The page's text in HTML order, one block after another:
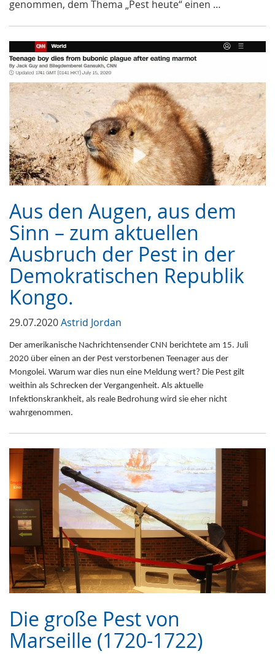
genommen, dem Thema „Pest heute“ einen …
Aus den Augen, aus dem
Sinn – zum aktuellen
Ausbruch der Pest in der
Demokratischen Republik
Kongo.
29.07.2020Astrid Jordan
Der amerikanische Nachrichtensender CNN berichtete am 15. Juli
2020 über einen an der Pest verstorbenen Teenager aus der
Mongolei. Warum war dies nun eine Meldung wert? Die Pest gilt
weithin als Schrecken der Vergangenheit. Als aktuelle
Infektionskrankheit, als reale Bedrohung wird sie eher nicht
wahrgenommen.
Die große Pest von
Marseille (1720-1722)